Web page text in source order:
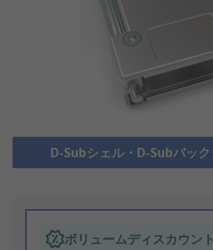
D-Subシェル・D-Subバッ
ボリュームディスカウン